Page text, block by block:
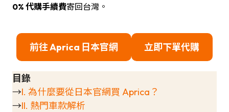
0% 代購手續費寄回台灣。
前往 Aprica 日本官網 立即下單代購
目錄
→I. 為什麼要從日本官網買 Aprica？
→II. 熱門車款解析